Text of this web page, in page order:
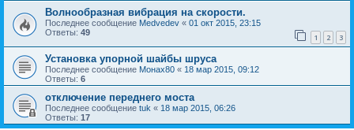
Волнообразная вибрация на скорости.
Последнее сообщение Medvedev « 01 окт 2015, 23:15
Ответы: 49 1 2 3
Установка упорной шайбы шруса
Последнее сообщение Монах80 « 18 мар 2015, 09:12
Ответы: 6
отключение переднего моста
Последнее сообщение tuk « 18 мар 2015, 06:26
Ответы: 17